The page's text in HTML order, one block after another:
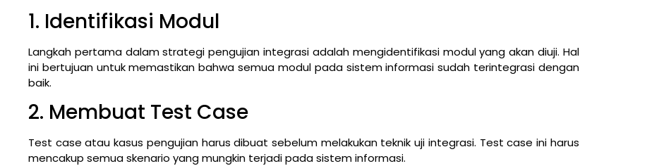
1. Identifikasi Modul
Langkah pertama dalam strategi pengujian integrasi adalah mengidentifikasi modul yang akan diuji. Hal
ini bertujuan untuk memastikan bahwa semua modul pada sistem informasi sudah terintegrasi dengan
baik.
2. Membuat Test Case
Test case atau kasus pengujian harus dibuat sebelum melakukan teknik uji integrasi. Test case ini harus
mencakup semua skenario yang mungkin terjadi pada sistem informasi.